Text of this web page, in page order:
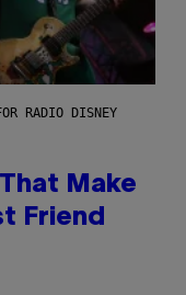
RADIO DISNEY
Make
Friend